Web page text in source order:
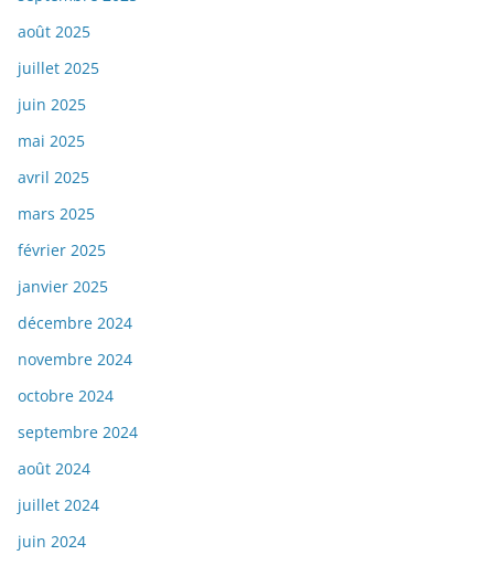
août 2025
juillet 2025
juin 2025
mai 2025
avril 2025
mars 2025
février 2025
janvier 2025
décembre 2024
novembre 2024
octobre 2024
septembre 2024
août 2024
juillet 2024
juin 2024